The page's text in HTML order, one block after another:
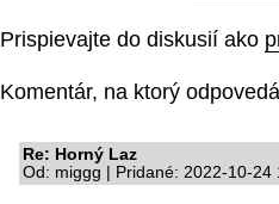
Prispievajte do diskusií ako
Komentár, na ktorý
Re: Horný Laz
Od: miggg | Pridané: 2022-10-24